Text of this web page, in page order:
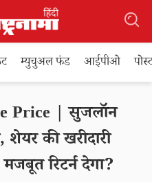
म्युचुअल फंड आईपीओ
Price | सुजलॉन
की खरीदारी
रिटर्न देगा?